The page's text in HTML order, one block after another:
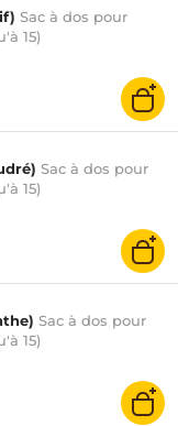
Sac à dos pour
15)
Sac à dos pour
15)
Sac à dos pour
15)